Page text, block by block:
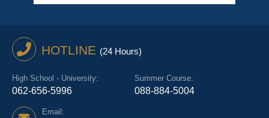
HOTLINE (24 Hours)
High School - University:
062-656-5996
Summer Course:
088-884-5004
Email: